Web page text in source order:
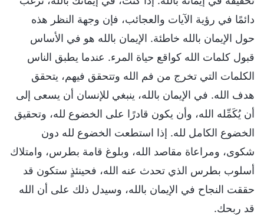
دائمًا في رؤية الآيات والعجائب، فإن وجهة النظر هذه
حول الإيمان بالله خاطئة. الإيمان بالله هو في الأساس
قبول كلمات الله كواقع حياة المرء. عندما يطبق الناس
الكلمات التي تخرج من فم الله وتتحقق فيهم، يتحقق
هدف الله. في الإيمان بالله، ينبغي للإنسان أن يسعى إلى
أن يُكَمِّله الله، وأن يكون قادرًا على الخضوع لله، وتحقيق
الخضوع الكامل لله. إذا استطعت الخضوع لله دون
شكوى، ومراعاة مقاصد الله، وبلوغ قامة بطرس، وامتلاك
أسلوب بطرس الذي تحدث عنه الله، فحينئذٍ ستكون قد
حققت النجاح في الإيمان بالله، وسيدل ذلك على أن الله
قد ربحك.